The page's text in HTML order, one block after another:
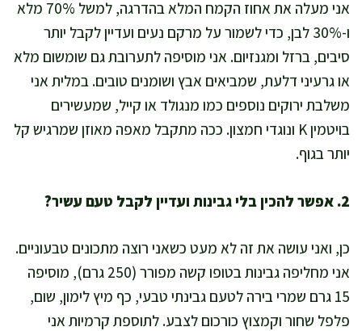
אני מעלה את אחוז הקמח המלא בהדרגה, למשל 70% מלא
ו-30% לבן, כדי לשמור על מרקם נעים ועדיין לקבל יותר
סיבים, ברזל ומגנזיום. אני מוסיפה לתערובת גם שומשום מלא
או גרעיני דלעת, שמביאים אבץ ושומנים טובים. במלית אני
משלבת ירוקים נוספים כמו מנגולד או קייל, שמעשירים
בויטמין K ונוגדי חמצון. ככה מתקבל מאפה מאוזן שמרגיש קל
יותר בגוף.
2. אפשר להכין בלי גבינות ועדיין לקבל טעם עשיר?
כן, ואני עושה את זה לא מעט כשאני רוצה מתכונים טבעוניים.
אני מחליפה גבינות בטופו קשה מפורר (250 גרם), מוסיפה
15 גרם שמרי בירה לטעם גבינתי טבעי, כף מיץ לימון, שום,
פלפל שחור וקמצוץ כורכום לצבע. לתוספת קרמיות אני